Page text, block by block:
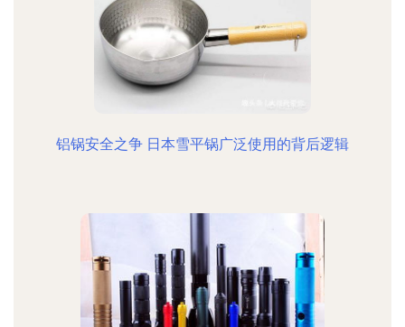
铝锅安全之争 日本雪平锅广泛使用的背后逻辑